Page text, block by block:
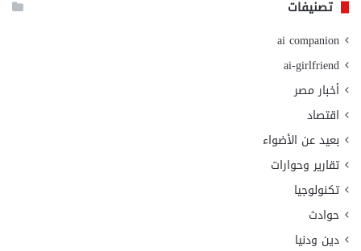
تصنيفات
ai companion
ai-girlfriend
أخبار مصر
اقتصاد
بعيد عن الأضواء
تقارير وحوارات
تكنولوجيا
حوادث
دين ودنيا